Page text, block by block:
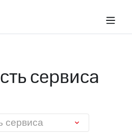
сервиса
сервиса